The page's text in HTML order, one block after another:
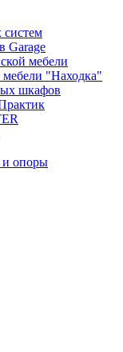
Garage
мебели
"Находка"
шкафов
и опоры